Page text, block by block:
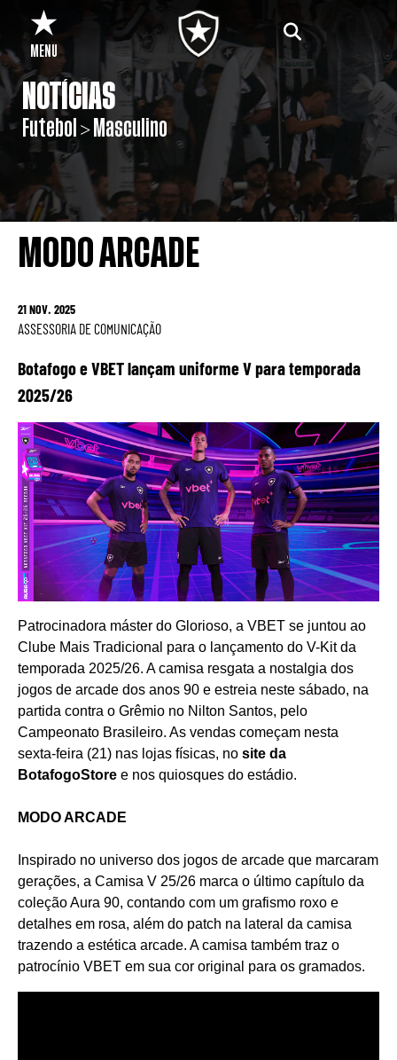
MENU
NOTÍCIAS
Futebol > Masculino
MODO ARCADE
21 NOV. 2025
ASSESSORIA DE COMUNICAÇÃO
Botafogo e VBET lançam uniforme V para temporada
2025/26
Patrocinadora máster do Glorioso, a VBET se juntou ao
Clube Mais Tradicional para o lançamento do V-Kit da
temporada 2025/26. A camisa resgata a nostalgia dos
jogos de arcade dos anos 90 e estreia neste sábado, na
partida contra o Grêmio no Nilton Santos, pelo
Campeonato Brasileiro. As vendas começam nesta
sexta-feira (21) nas lojas físicas, no site da
BotafogoStore e nos quiosques do estádio.
MODO ARCADE
Inspirado no universo dos jogos de arcade que marcaram
gerações, a Camisa V 25/26 marca o último capítulo da
coleção Aura 90, contando com um grafismo roxo e
detalhes em rosa, além do patch na lateral da camisa
trazendo a estética arcade. A camisa também traz o
patrocínio VBET em sua cor original para os gramados.